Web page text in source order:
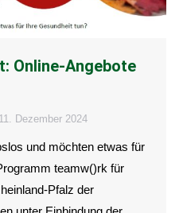
Online-Angebote
11. Dezember 2024
und möchten etwas für
teamw()rk für
Pfalz der